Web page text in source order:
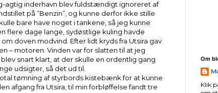
agtig inderhavn blev fuldstændigt ignoreret af
på ”Benzin”, og kunne derfor ikke stille
bare have noget i tankene, så jeg kunne
flere dage lange, sydøstlige kuling havde
doven modvind. Efter lidt kryds fra Utsira gav
– motoren. Vinden var for slatten til at jeg
snart klart, at der skulle en ordentlig gang
udsigter, så det ud til.
tømning af styrbords kistebænk for at kunne
afgang fra Utsira, til min forbløffelse fandt tre
Om
Klik